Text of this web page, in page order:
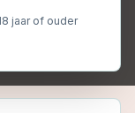
jaar of ouder